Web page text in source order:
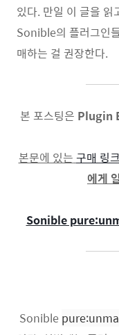
있다. 만일 이 글을 읽
Sonible의 플러그인
매하는 걸 권장한다.
본 포스팅은 Plugin
본문에 있는 구매 링크
에게
Sonible
Sonible